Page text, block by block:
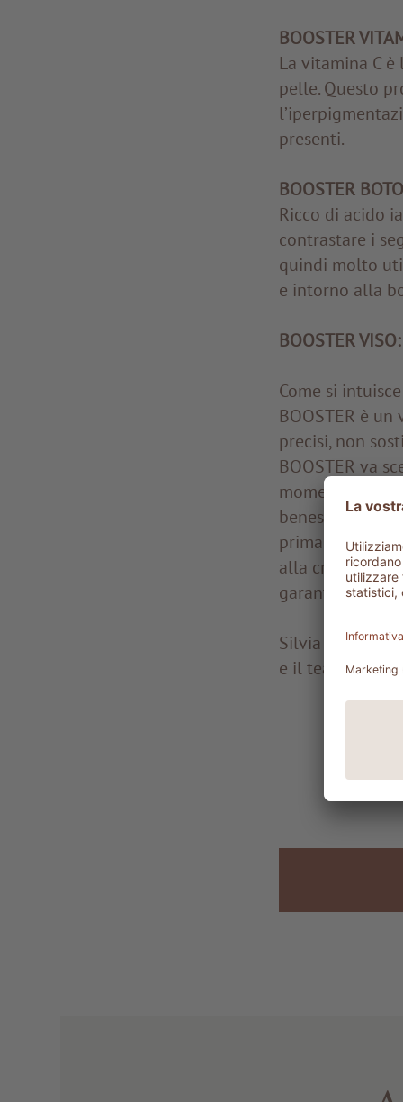
BOOSTER
La vitamina C
pelle. Questo
presenti.
BOOSTER
Ricco di acido
contrastare i
quindi molto
e intorno alla
BOOSTER
Come si
BOOSTER è
precisi, non
BOOSTER va
momento. Può
benessere alla
prima del siero
alla crema
garantisce un
Silvia
e il team